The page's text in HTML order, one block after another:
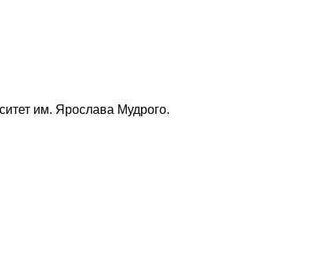
им. Ярослава Мудрого.